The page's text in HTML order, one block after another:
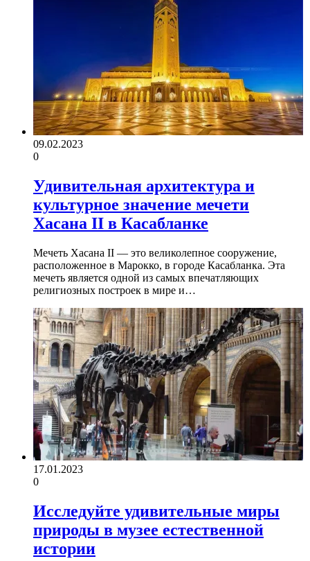
09.02.2023
0
Удивительная архитектура и
культурное значение мечети
Хасана II в Касабланке
Мечеть Хасана II — это великолепное сооружение,
расположенное в Марокко, в городе Касабланка. Эта
мечеть является одной из самых впечатляющих
религиозных построек в мире и…
17.01.2023
0
Исследуйте удивительные миры
природы в музее естественной
истории